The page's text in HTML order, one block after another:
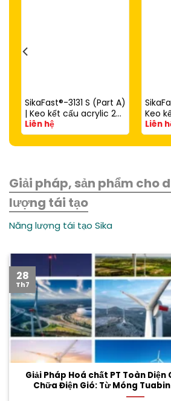
SikaFast®-3131 S (Part A)
| Keo kết cấu acrylic 2
thành phần đóng rắn
nhanh dùng với
SikaFast®-3081 N (Part
Liên hệ
Keo
thành
Liên
Giải pháp, sản phẩm cho
lượng tái tạo
Năng lượng tái tạo Sika
Giải Pháp Hoá chất PT Toàn Diện
Chữa Điện Gió: Từ Móng
28
Th7